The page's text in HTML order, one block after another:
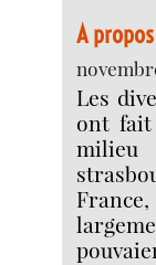
A
Les
ont fait